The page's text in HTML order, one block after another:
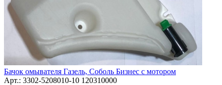
Бачок омывателя Газель, Соболь Бизнес с мотором
Арт.: 3302-5208010-10 120310000